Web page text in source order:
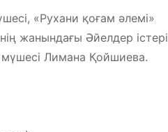
«Рухани қоғам әлемі»
жанындағы Әйелдер істері
Лимана Қойшиева.